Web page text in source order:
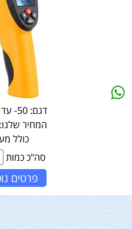
דגם: 50- עד 400 C°
המחיר
כולל
סה"כ כמות
פרטים